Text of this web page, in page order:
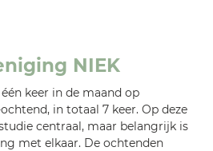
NIEK
keer in de maand op
in totaal 7 keer. Op deze
centraal, maar belangrijk is
met elkaar. De ochtenden